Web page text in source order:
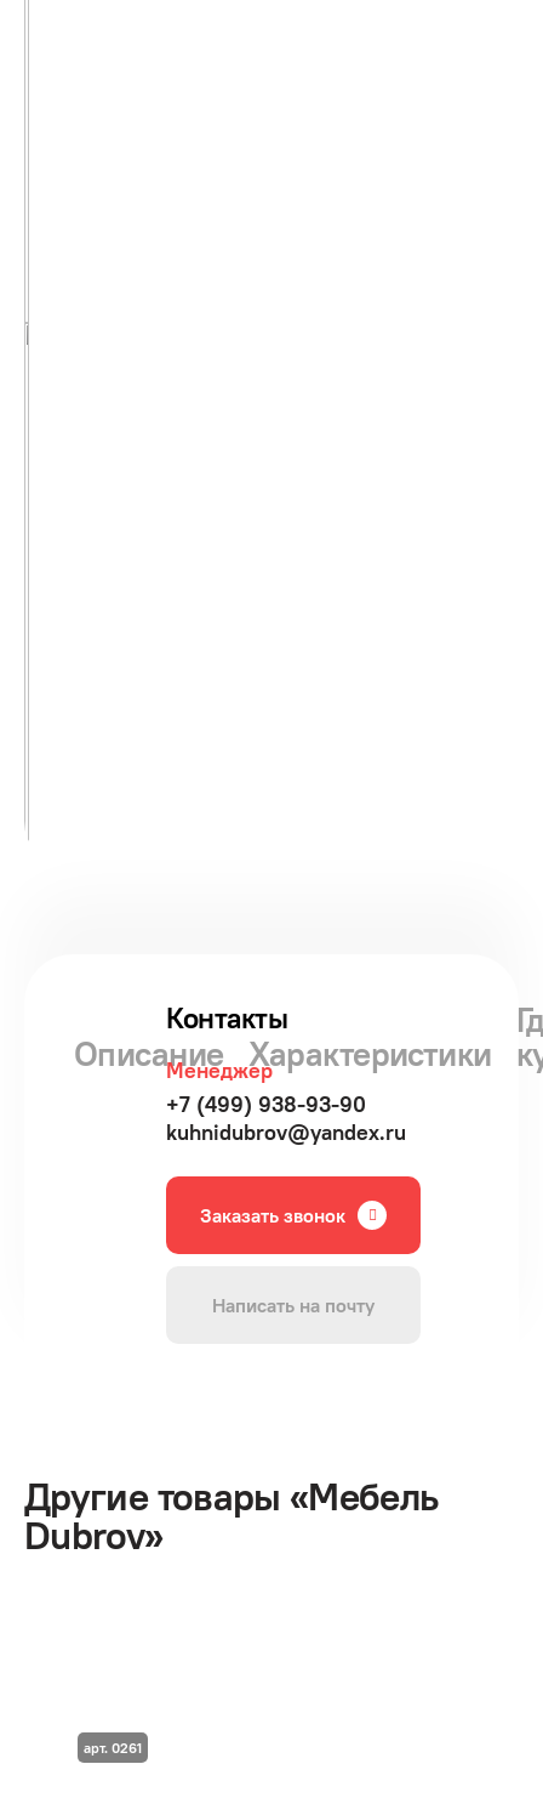
Описание Характеристики
Контакты
Менеджер
+7 (499) 938-93-90
kuhnidubrov@yandex.ru
Заказать звонок
Написать на почту
Другие товары «Мебель
Dubrov»
арт. 0261